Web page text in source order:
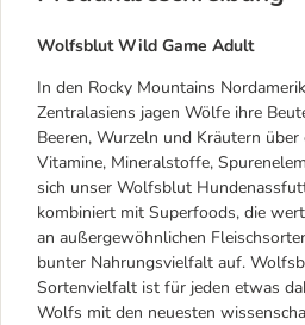
Wolfsblut Wild Game Adult
In den Rocky Mountains
Zentralasiens jagen Wölfe ihre
Beeren, Wurzeln und Kräutern
Vitamine, Mineralstoffe,
sich unser Wolfsblut
kombiniert mit Superfoods, die
an außergewöhnlichen
bunter Nahrungsvielfalt auf.
Sortenvielfalt ist für jeden etwas
Wolfs mit den neuesten